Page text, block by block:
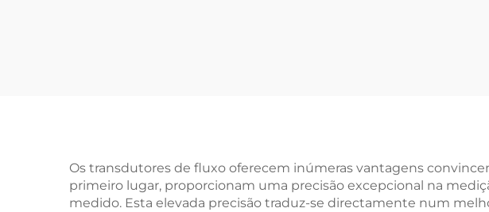
Os transdutores de fluxo oferecem inúmeras vantagens
primeiro lugar, proporcionam uma precisão excepcional na
medido. Esta elevada precisão traduz-se directamente num